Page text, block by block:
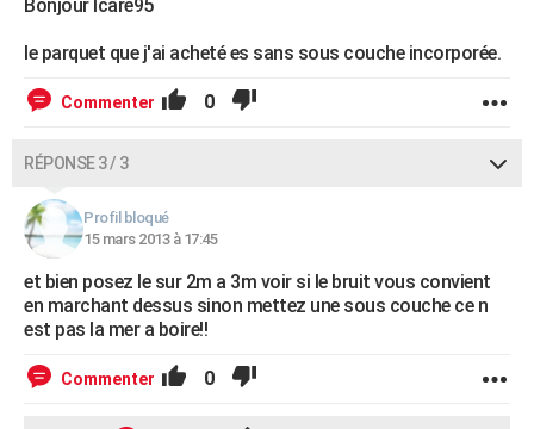
Bonjour Icare95
le parquet que j'ai acheté es sans sous couche incorporée.
Commenter 0
RÉPONSE 3 / 3
Profil bloqué
15 mars 2013 à 17:45
et bien posez le sur 2m a 3m voir si le bruit vous convient
en marchant dessus sinon mettez une sous couche ce n
est pas la mer a boire!!
Commenter 0